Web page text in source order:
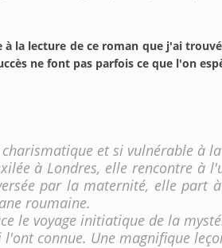
à la lecture de ce roman que j'ai
ne font pas parfois ce que l'on
et si vulnérable à
à Londres, elle rencontre à
par la maternité, elle part
roumaine.
le voyage initiatique de la
connue. Une magnifique